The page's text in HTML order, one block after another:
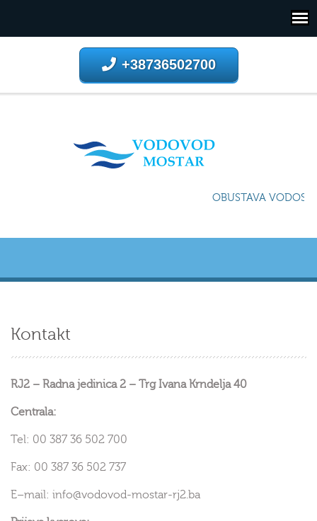
+38736502700
OBUSTAVA
Kontakt
RJ2 – Radna jedinica 2 – Trg Ivana Krndelja 40
Centrala:
Tel: 00 387 36 502 700
Fax: 00 387 36 502 737
E–mail: info@vodovod-mostar-rj2.ba